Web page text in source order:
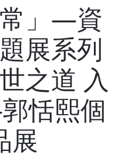
常」—資
展系列
之道 入
恬熙個
展